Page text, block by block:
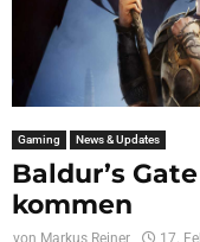
Gaming News & Updates
Baldur’s
kommen